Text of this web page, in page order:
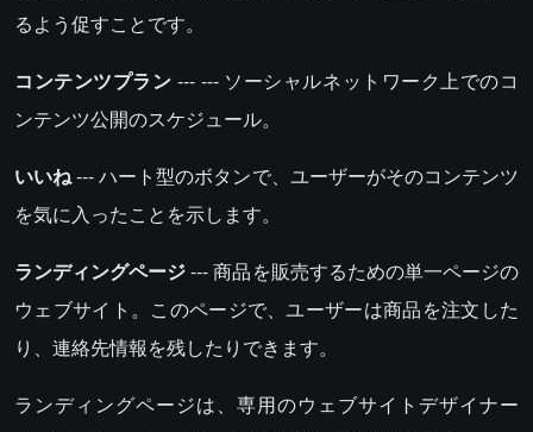
るよう促すことです。
コンテンツプラン --- --- ソーシャルネットワーク上でのコ
ンテンツ公開のスケジュール。
いいね--- ハート型のボタンで、ユーザーがそのコンテンツ
を気に入ったことを示します。
ランディングページ--- 商品を販売するための単一ページの
ウェブサイト。このページで、ユーザーは商品を注文した
り、連絡先情報を残したりできます。
ランディングページは、専用のウェブサイトデザイナー